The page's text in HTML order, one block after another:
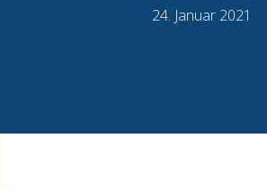
24. Januar 2021